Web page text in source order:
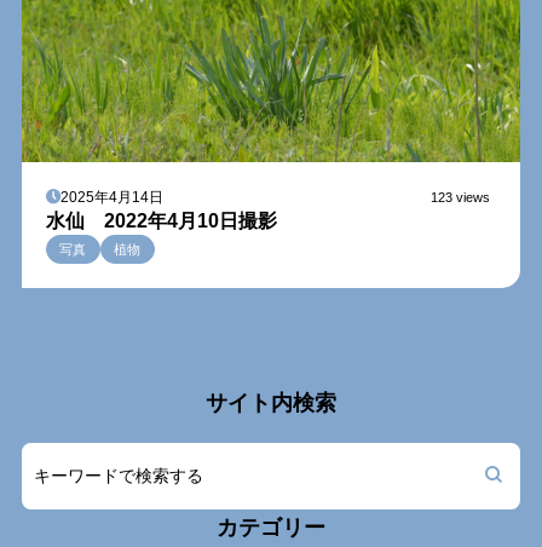
2025年4月14日 123 views
水仙 2022年4月10日撮影
写真 植物
サイト内検索
カテゴリー